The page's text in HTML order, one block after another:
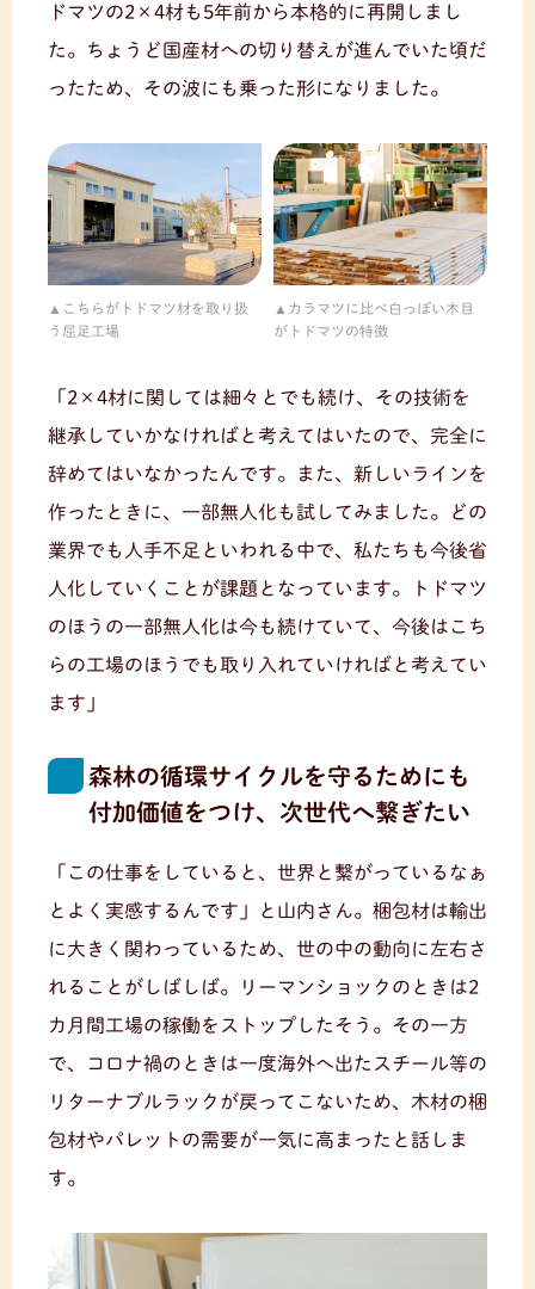
ドマツの2×4材も5年前から本格的に再開しまし
た。ちょうど国産材への切り替えが進んでいた頃だ
ったため、その波にも乗った形になりました。
こちらがトドマツ材を取り扱
う屈足工場
カラマツに比べ白っぽい木目
がトドマツの特徴
「2×4材に関しては細々とでも続け、その技術を
継承していかなければと考えてはいたので、完全に
辞めてはいなかったんです。また、新しいラインを
作ったときに、一部無人化も試してみました。どの
業界でも人手不足といわれる中で、私たちも今後省
人化していくことが課題となっています。トドマツ
のほうの一部無人化は今も続けていて、今後はこち
らの工場のほうでも取り入れていければと考えてい
ます」
森林の循環サイクルを守るためにも
付加価値をつけ、次世代へ繋ぎたい
「この仕事をしていると、世界と繋がっているなぁ
とよく実感するんです」と山内さん。梱包材は輸出
に大きく関わっているため、世の中の動向に左右さ
れることがしばしば。リーマンショックのときは2
カ月間工場の稼働をストップしたそう。その一方
で、コロナ禍のときは一度海外へ出たスチール等の
リターナブルラックが戻ってこないため、木材の梱
包材やパレットの需要が一気に高まったと話しま
す。